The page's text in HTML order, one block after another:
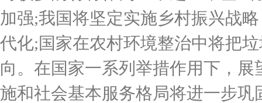
加强;我国将坚定实施乡村振兴战
代化;国家在农村环境整治中将把
向。在国家一系列举措作用下，
施和社会基本服务格局将进一步